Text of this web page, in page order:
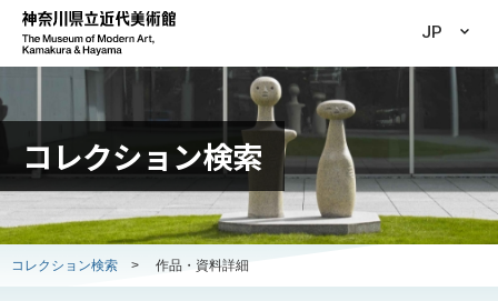
JP
コレクション検索
コレクション検索 > 作品・資料詳細